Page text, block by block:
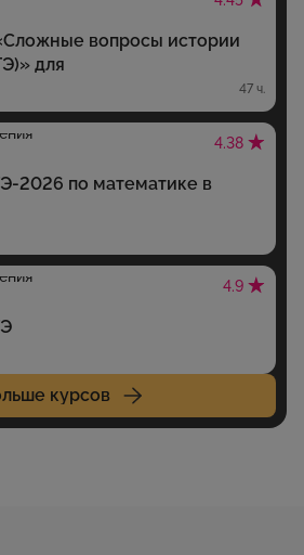
вопросы истории
для
47 ч.
4.38
2026 по математике в
4.9
курсов